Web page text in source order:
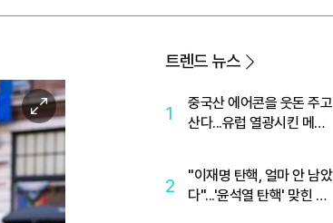
이
미
지
확
대
트렌드 뉴스
1
중국산 에어콘을 웃돈 주고
산다...유럽 열광시킨 메이
2
"이재명 탄핵, 얼마 안 남았
다"...'윤석열 탄핵' 맞힌 무